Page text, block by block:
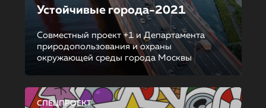
Устойчивые города-2021
Совместный проект +1 и Департамента
природопользования и охраны
окружающей среды города Москвы
СПЕЦПРОЕКТ